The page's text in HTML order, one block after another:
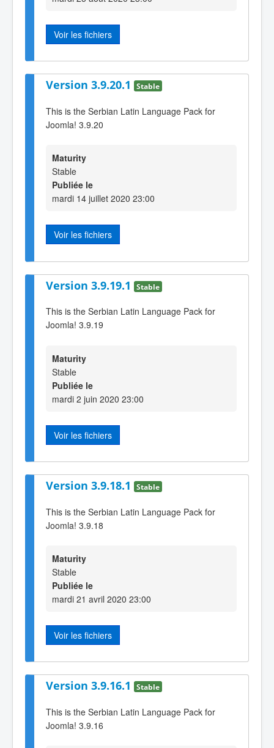
Voir les fichiers
Version 3.9.20.1 Stable
This is the Serbian Latin Language Pack for
Joomla! 3.9.20
Maturity
Stable
Publiée le
mardi 14 juillet 2020 23:00
Voir les fichiers
Version 3.9.19.1 Stable
This is the Serbian Latin Language Pack for
Joomla! 3.9.19
Maturity
Stable
Publiée le
mardi 2 juin 2020 23:00
Voir les fichiers
Version 3.9.18.1 Stable
This is the Serbian Latin Language Pack for
Joomla! 3.9.18
Maturity
Stable
Publiée le
mardi 21 avril 2020 23:00
Voir les fichiers
Version 3.9.16.1 Stable
This is the Serbian Latin Language Pack for
Joomla! 3.9.16